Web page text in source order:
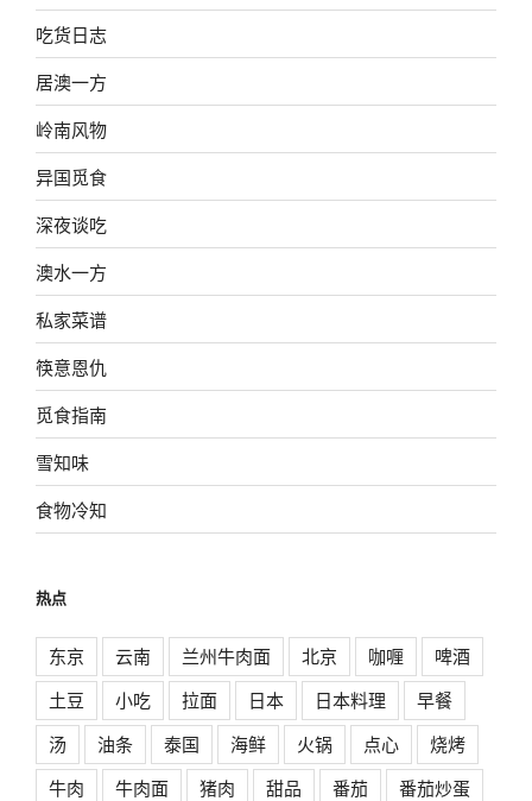
吃货日志
居澳一方
岭南风物
异国觅食
深夜谈吃
澳水一方
私家菜谱
筷意恩仇
觅食指南
雪知味
食物冷知
热点
东京 云南 兰州牛肉面 北京 咖喱
啤酒
土豆
小吃 拉面 日本 日本料理
早餐
汤
油条 泰国 海鲜 火锅 点心
烧烤
牛肉
牛肉面 猪肉 甜品 番茄
番茄炒蛋